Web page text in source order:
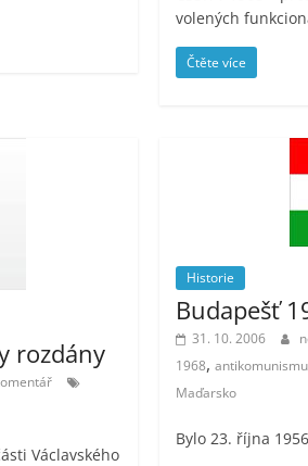
volených
Čtěte více
rozdány
Václavského
Historie
Budapešť
31. 10. 2006
1968,
Maďarsko
Bylo 23. října